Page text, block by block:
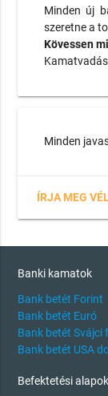
Minden új
szeretne a
Kövessen
Minden
ÍRJA MEG
Banki kamatok
Bank betét Forint
Bank betét Euró
Bank betét Svájci
Bank betét USA
Befektetési alapok